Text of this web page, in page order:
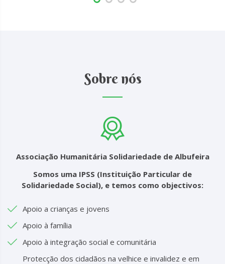
Sobre nós
Associação Humanitária Solidariedade de Albufeira
Somos uma IPSS (Instituição Particular de
Solidariedade Social), e temos como objectivos:
Apoio a crianças e jovens
Apoio à família
Apoio à integração social e comunitária
Protecção dos cidadãos na velhice e invalidez e em